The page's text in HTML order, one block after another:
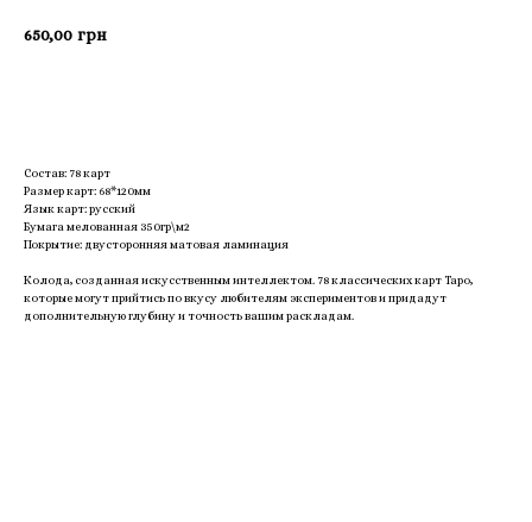
650,00 грн
Состав: 78 карт
Размер карт: 68*120мм
Язык карт: русский
Бумага мелованная 350гр\м2
Покрытие: двусторонняя матовая ламинация
Колода, созданная искусственным интеллектом. 78 классических карт Таро,
которые могут прийтись по вкусу любителям экспериментов и придадут
дополнительную глубину и точность вашим раскладам.